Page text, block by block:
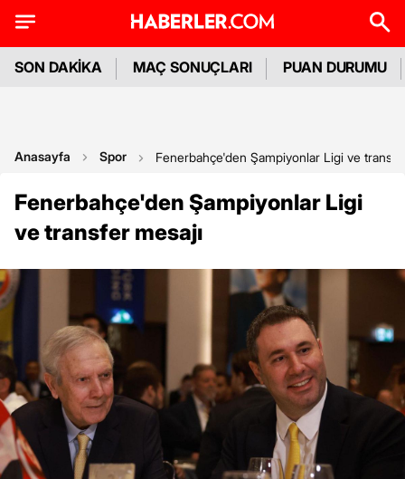
SON DAKİKA MAÇ SONUÇLARI PUAN DURUMU
Anasayfa Spor Fenerbahçe'den Şampiyonlar Ligi ve
Fenerbahçe'den Şampiyonlar Ligi
ve transfer mesajı